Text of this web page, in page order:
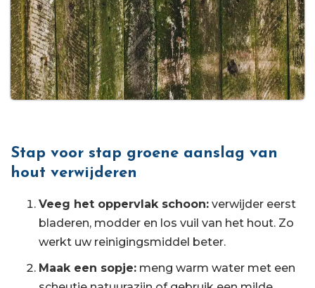
Stap voor stap groene aanslag van
hout verwijderen
Veeg het oppervlak schoon: verwijder eerst
bladeren, modder en los vuil van het hout. Zo
werkt uw reinigingsmiddel beter.
Maak een sopje: meng warm water met een